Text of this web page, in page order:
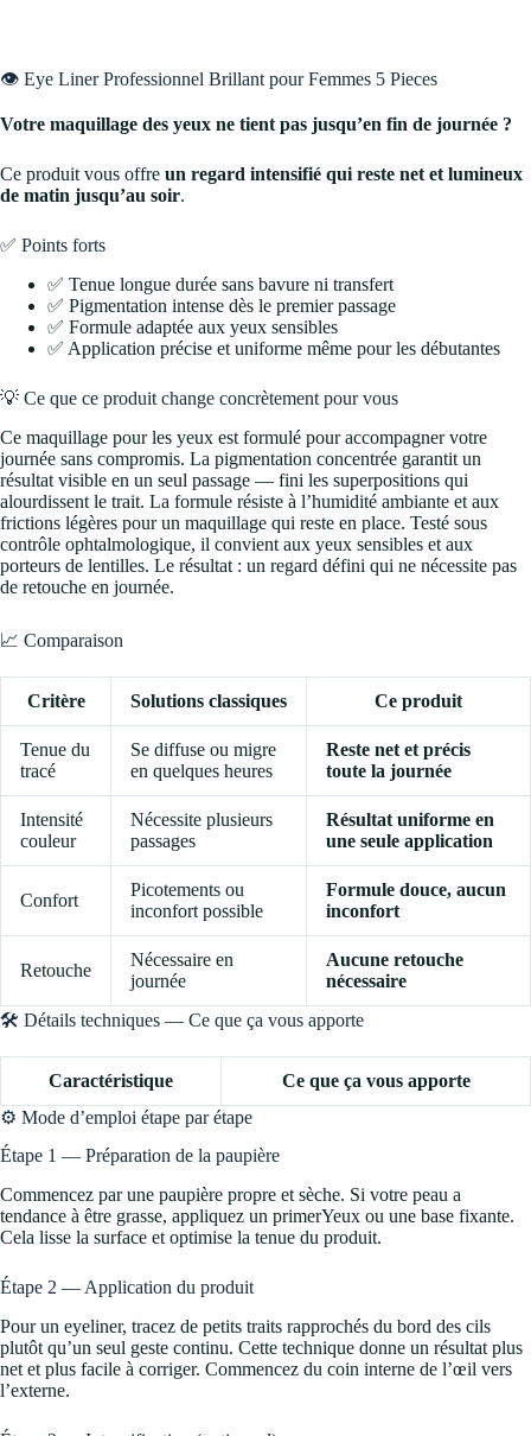
👁️ Eye Liner Professionnel Brillant pour Femmes 5 Pieces
Votre maquillage des yeux ne tient pas jusqu’en fin de journée ?
Ce produit vous offre un regard intensifié qui reste net et lumineux
de matin jusqu’au soir.
✅ Points forts
✅ Tenue longue durée sans bavure ni transfert
✅ Pigmentation intense dès le premier passage
✅ Formule adaptée aux yeux sensibles
✅ Application précise et uniforme même pour les débutantes
💡 Ce que ce produit change concrètement pour vous
Ce maquillage pour les yeux est formulé pour accompagner votre
journée sans compromis. La pigmentation concentrée garantit un
résultat visible en un seul passage — fini les superpositions qui
alourdissent le trait. La formule résiste à l’humidité ambiante et aux
frictions légères pour un maquillage qui reste en place. Testé sous
contrôle ophtalmologique, il convient aux yeux sensibles et aux
porteurs de lentilles. Le résultat : un regard défini qui ne nécessite pas
de retouche en journée.
📈 Comparaison
Critère Solutions classiques Ce produit
Tenue du
tracé
Se diffuse ou migre
en quelques heures
Reste net et précis
toute la journée
Intensité
couleur
Nécessite plusieurs
passages
Résultat uniforme en
une seule application
Confort
Picotements ou
inconfort possible
Formule douce, aucun
inconfort
Retouche
Nécessaire en
journée
Aucune retouche
nécessaire
🛠️ Détails techniques — Ce que ça vous apporte
Caractéristique
Ce que ça vous apporte
⚙️ Mode d’emploi étape par étape
Étape 1 — Préparation de la paupière
Commencez par une paupière propre et sèche. Si votre peau a
tendance à être grasse, appliquez un primerYeux ou une base fixante.
Cela lisse la surface et optimise la tenue du produit.
Étape 2 — Application du produit
Pour un eyeliner, tracez de petits traits rapprochés du bord des cils
plutôt qu’un seul geste continu. Cette technique donne un résultat plus
net et plus facile à corriger. Commencez du coin interne de l’œil vers
l’externe.